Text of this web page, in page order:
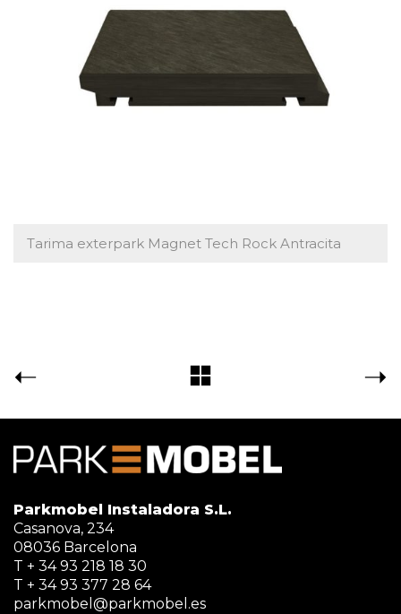
Tarima exterpark Magnet Tech Rock Antracita
Parkmobel Instaladora S.L.
Casanova, 234
08036 Barcelona
T + 34 93 218 18 30
T + 34 93 377 28 64
parkmobel@parkmobel.es